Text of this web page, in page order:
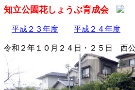
知立公園花しょうぶ育成会
平成２３年度 平成２４年度
令和２年１０月２４日・２５日 西